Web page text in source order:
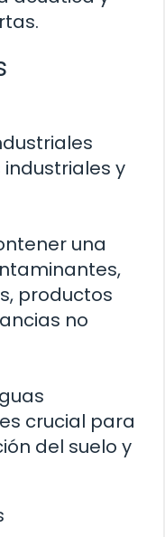
y
una
productos
no
crucial para
del suelo y